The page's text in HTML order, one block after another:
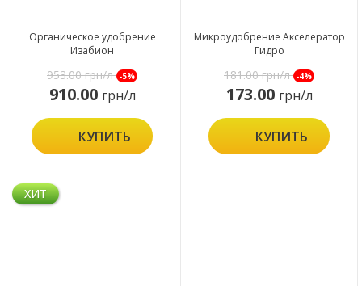
Органическое удобрение
Изабион
953.00грн/л -5%
910.00 грн/л
КУПИТЬ
Микроудобрение Акселератор
Гидро
181.00грн/л -4%
173.00 грн/л
КУПИТЬ
ХИТ